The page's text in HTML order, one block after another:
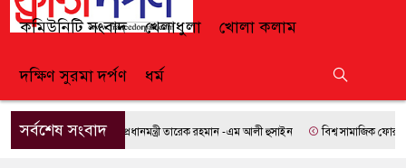
কমিউনিটি সংবাদ খেলাধুলা খোলা কলাম
দক্ষিণ সুরমা দর্পণ ধর্ম
সর্বশেষ সংবাদপ্রধানমন্ত্রী তারেক রহমান -এম আলী হুসাইন বিশ্ব সামাজিক ফোরামে